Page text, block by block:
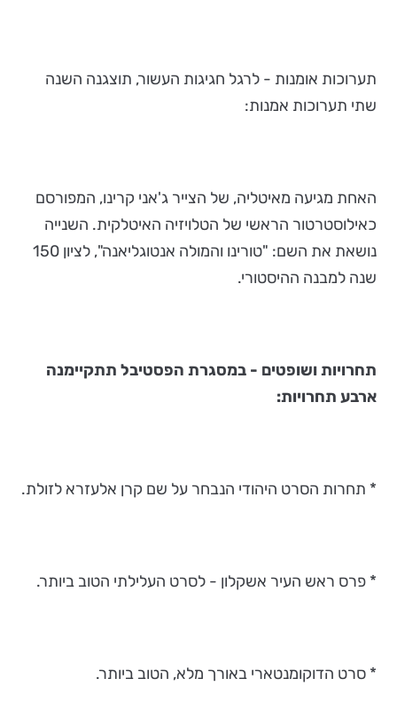
תערוכות אומנות - לרגל חגיגות העשור, תוצגנה השנה
שתי תערוכות אמנות:
האחת מגיעה מאיטליה, של הצייר ג'אני קרינו, המפורסם
כאילוסטרטור הראשי של הטלויזיה האיטלקית. השנייה
נושאת את השם: "טורינו והמולה אנטוגליאנה", לציון 150
שנה למבנה ההיסטורי.
תחרויות ושופטים - במסגרת הפסטיבל תתקיימנה
ארבע תחרויות:
* תחרות הסרט היהודי הנבחר על שם קרן אלעזרא לזולת.
* פרס ראש העיר אשקלון - לסרט העלילתי הטוב ביותר.
* סרט הדוקומנטארי באורך מלא, הטוב ביותר.